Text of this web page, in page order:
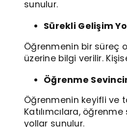
sunulur.
Sürekli Gelişim
Öğrenmenin bir süreç
üzerine bilgi verilir.
Öğrenme
Öğrenmenin keyifli ve
Katılımcılara,
yollar sunulur.